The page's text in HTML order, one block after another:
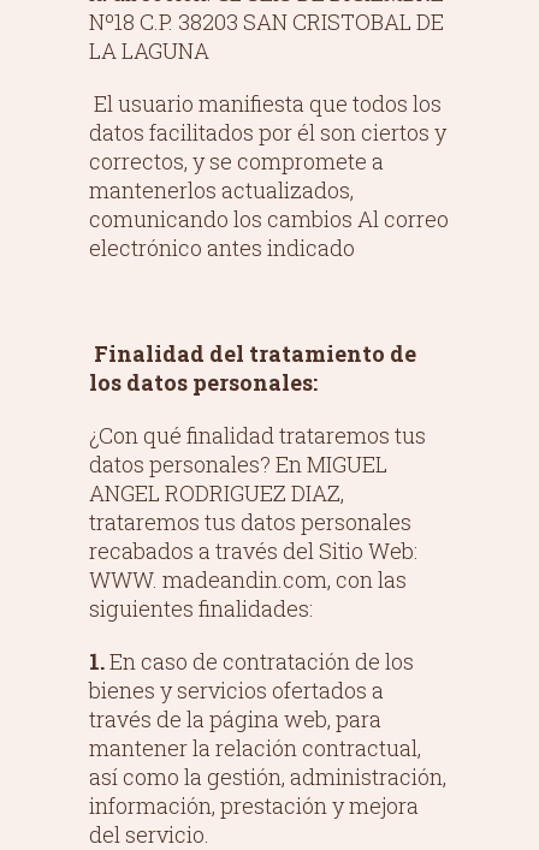
Nº18 C.P. 38203 SAN CRISTOBAL DE
LA LAGUNA
El usuario manifiesta que todos los
datos facilitados por él son ciertos y
correctos, y se compromete a
mantenerlos actualizados,
comunicando los cambios Al correo
electrónico antes indicado
Finalidad del tratamiento de
los datos personales:
¿Con qué finalidad trataremos tus
datos personales? En MIGUEL
ANGEL RODRIGUEZ DIAZ,
trataremos tus datos personales
recabados a través del Sitio Web:
WWW. madeandin.com, con las
siguientes finalidades:
1.En caso de contratación de los
bienes y servicios ofertados a
través de la página web, para
mantener la relación contractual,
así como la gestión, administración,
información, prestación y mejora
del servicio.